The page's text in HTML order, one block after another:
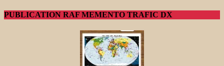
PUBLICATION RAF MEMENTO TRAFIC DX